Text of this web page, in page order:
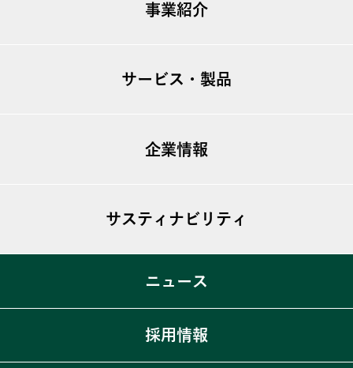
事業紹介
不動産事業
海外事業
サービス・製品
T-GARDEN
T-MIST
Simplicity®
企業情報
トップメッセージ
会社概要
沿革
サスティナビリティ
ACTION SDGs
コーポレートガバナンス体制
ニュース
採用情報